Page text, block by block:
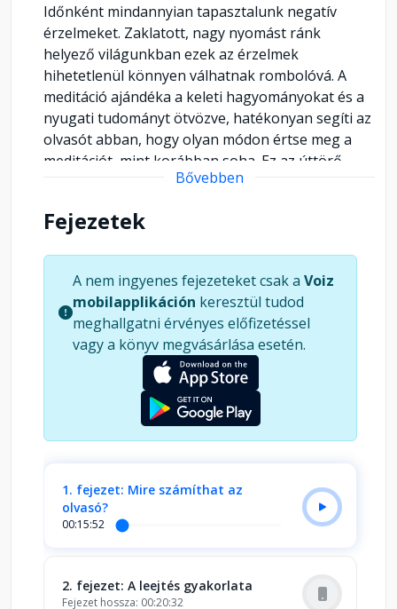
Időnként mindannyian tapasztalunk negatív
érzelmeket. Zaklatott, nagy nyomást ránk
helyező világunkban ezek az érzelmek
hihetetlenül könnyen válhatnak rombolóvá. A
meditáció ajándéka a keleti hagyományokat és a
nyugati tudományt ötvözve, hatékonyan segíti az
olvasót abban, hogy olyan módon értse meg a
meditációt, mint korábban soha. Ez az úttörő
idegtudományi eredményeken alapuló,
szolgáló könyv nemcsak abban segít, hogy
minél jobban elfogadjunk saját magunkat. E kötet
a komoly meditációs gyakorlók és a kezdők
számára egyaránt tökéletes - az olvasó
forradalmi megközelítéssel fordulhat egészsége,
kapcsolatai és lelke felé.
Bővebben
Fejezetek
A nem ingyenes fejezeteket csak a Voiz
mobilapplikáción keresztül tudod
meghallgatni érvényes előfizetéssel
vagy a könyv megvásárlása esetén.
1. fejezet: Mire számíthat az
olvasó?
00:15:52
2. fejezet: A leejtés gyakorlata
Fejezet hossza: 00:20:32